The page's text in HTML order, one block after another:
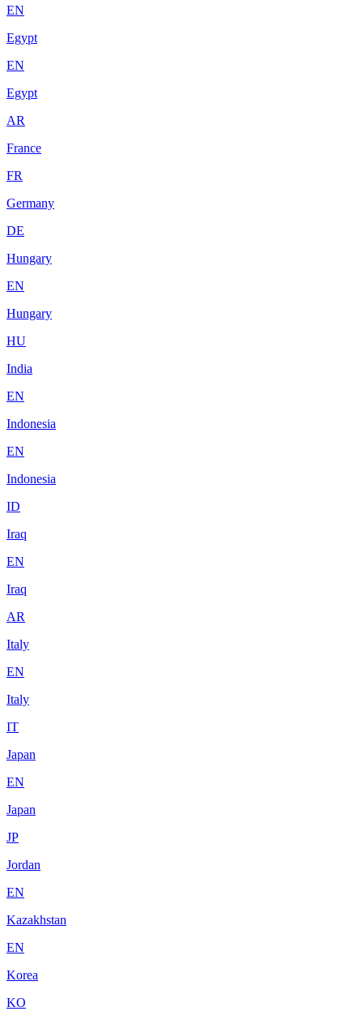
EN
Egypt
EN
Egypt
AR
France
FR
Germany
DE
Hungary
EN
Hungary
HU
India
EN
Indonesia
EN
Indonesia
ID
Iraq
EN
Iraq
AR
Italy
EN
Italy
IT
Japan
EN
Japan
JP
Jordan
EN
Kazakhstan
EN
Korea
KO